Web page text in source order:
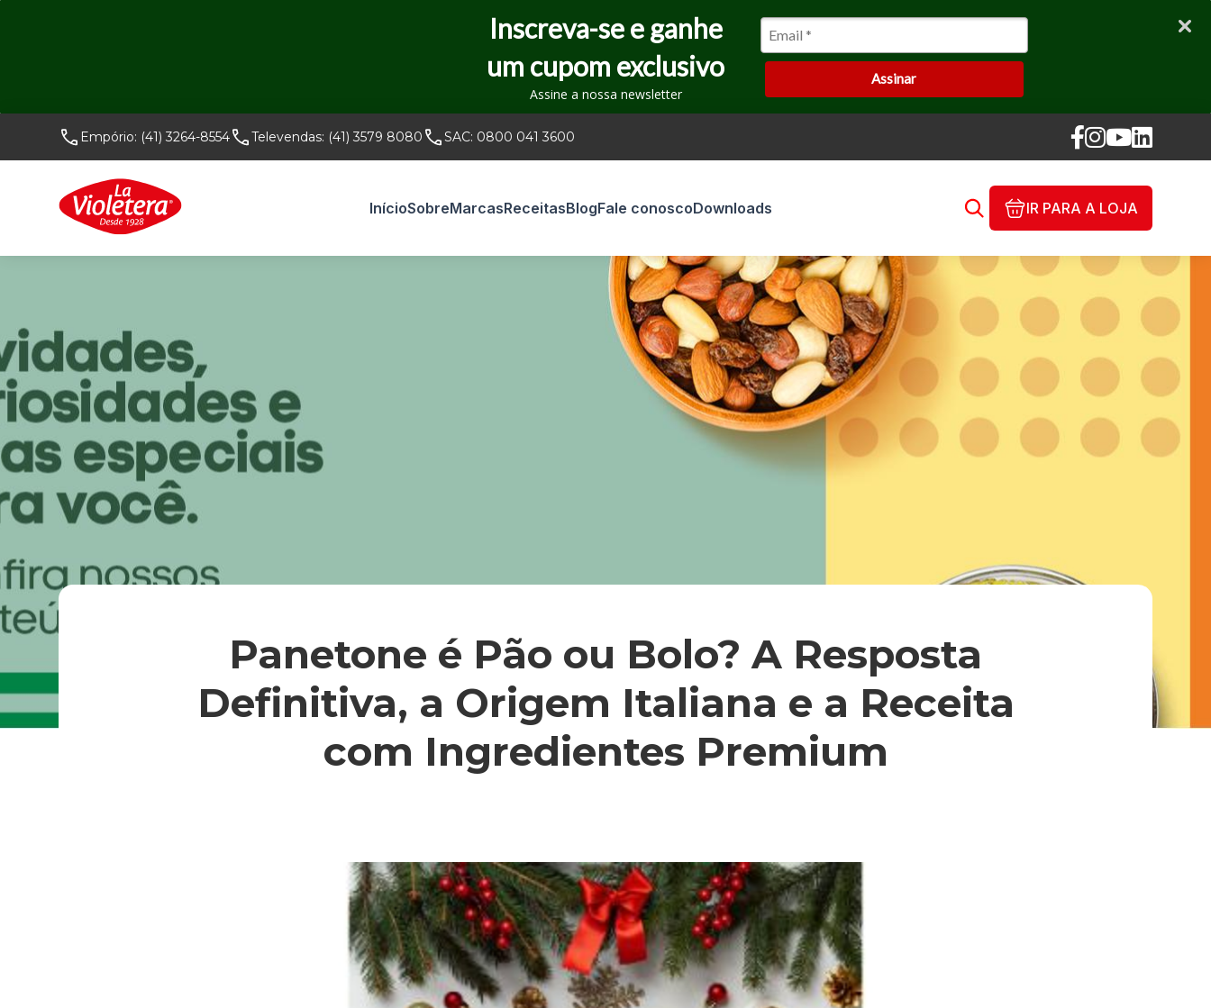
Inscreva-se e ganhe
um cupom exclusivo
Assine a nossa newsletter
Assinar
Empório: (41) 3264-8554 Televendas: (41) 3579 8080 SAC: 0800 041 3600
InícioSobreMarcasReceitasBlogFale conoscoDownloads IR PARA A LOJA
Panetone é Pão ou Bolo? A Resposta
Definitiva, a Origem Italiana e a Receita
com Ingredientes Premium